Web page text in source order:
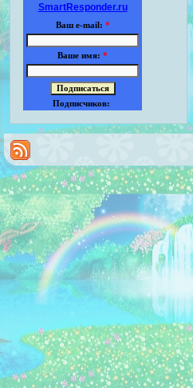
SmartResponder.ru
Ваш e-mail: *
Ваше имя: *
Подписчиков: